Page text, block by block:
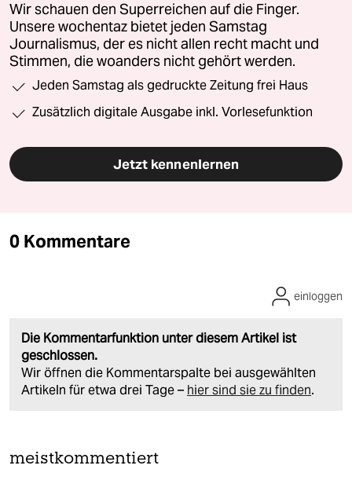
Wir schauen den Superreichen auf die Finger.
Unsere wochentaz bietet jeden Samstag
Journalismus, der es nicht allen recht macht und
Stimmen, die woanders nicht gehört werden.
Jeden Samstag als gedruckte Zeitung frei Haus
Zusätzlich digitale Ausgabe inkl. Vorlesefunktion
Jetzt kennenlernen
0 Kommentare
Die Kommentarfunktion unter diesem Artikel ist
geschlossen.
Wir öffnen die Kommentarspalte bei ausgewählten
Artikeln für etwa drei Tage – hier sind sie zu finden.
einloggen
meistkommentiert